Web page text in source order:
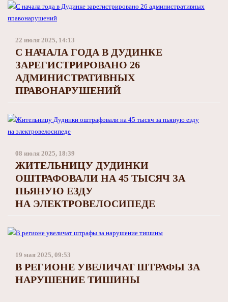
22 июля 2025, 14:13
С НАЧАЛА ГОДА В ДУДИНКЕ
ЗАРЕГИСТРИРОВАНО 26
АДМИНИСТРАТИВНЫХ
ПРАВОНАРУШЕНИЙ
08 июля 2025, 18:39
ЖИТЕЛЬНИЦУ ДУДИНКИ
ОШТРАФОВАЛИ НА 45 ТЫСЯЧ ЗА
ПЬЯНУЮ ЕЗДУ
НА ЭЛЕКТРОВЕЛОСИПЕДЕ
19 мая 2025, 09:53
В РЕГИОНЕ УВЕЛИЧАТ ШТРАФЫ ЗА
НАРУШЕНИЕ ТИШИНЫ